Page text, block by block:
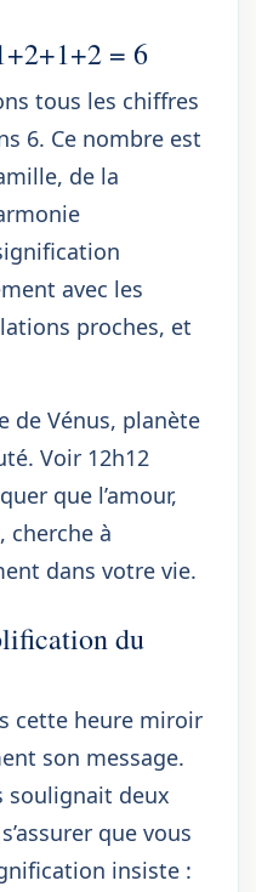
= 6
tous les chiffres
6. Ce nombre est
de la
avec les
proches, et
de Vénus, planète
Voir 12h12
que l’amour,
cherche à
dans votre vie.
du
cette heure miroir
son message.
soulignait deux
que vous
insiste :